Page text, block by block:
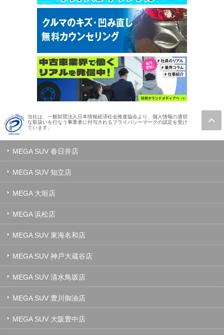
当社は、一般財団法人日本情報経済社会推進協会より、個人情報の適切
な取扱いを行なう事業者に付与されるプライバシーマークの認定を受け
ています。
MEGA SUV 春日井店
MEGA SUV 知立店
MEGA 大垣店
MEGA 浜松店
MEGA SUV 東海名和店
MEGA SUV 神戸大蔵谷店
MEGA SUV 清水鳥坂店
MEGA SUV 豊川御油店
MEGA SUV 大阪豊中店